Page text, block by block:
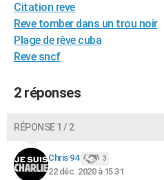
PHOTO
GUIDES D'ACHAT
CARTE DE VOEUX
Carte de Noël
Carte Bonne année
Carte Saint-Valentin
Carte Pâques
Carte d'anniversaire
DICTIONNAIRE
Dictionnaire
Biographies
Citations
Expressions
Proverbes
PROGRAMME TV
Citation reve
Reve tomber dans un trou noir
Plage de rêve cuba
Reve sncf
2 réponses
RÉPONSE 1 / 2
Chris 94 3
22 déc. 2020 à 15:31